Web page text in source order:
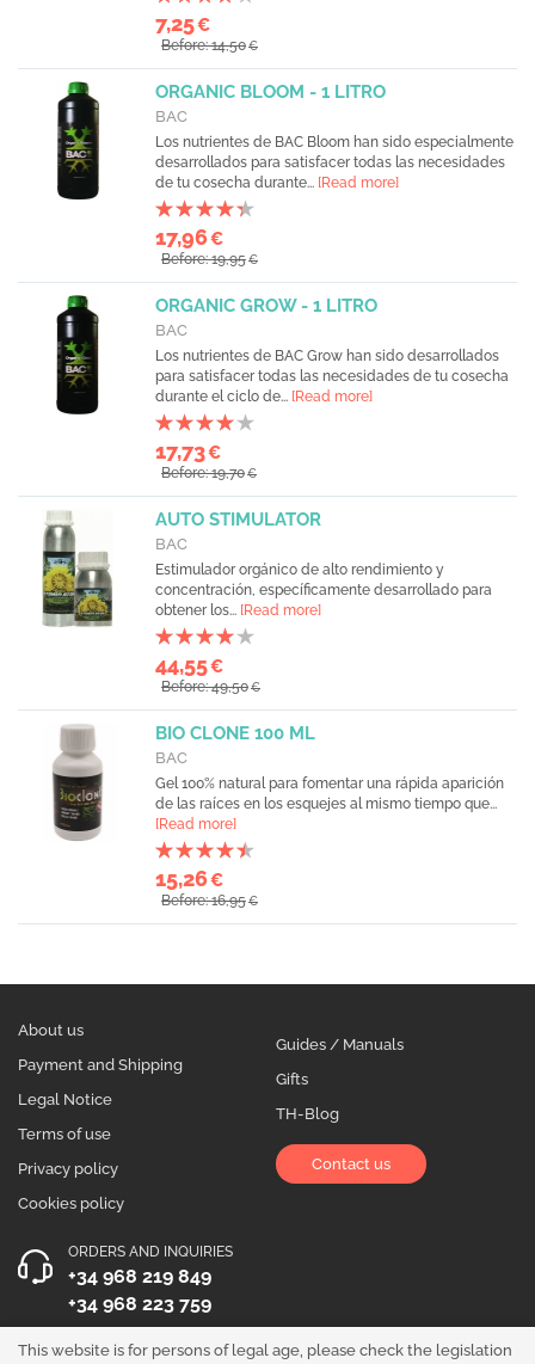
7,25€
Before: 14,50€
ORGANIC BLOOM - 1 LITRO
BAC
Los nutrientes de BAC Bloom han sido especialmente
desarrollados para satisfacer todas las necesidades
de tu cosecha durante... [Read more]
17,96€
Before: 19,95€
ORGANIC GROW - 1 LITRO
BAC
Los nutrientes de BAC Grow han sido desarrollados
para satisfacer todas las necesidades de tu cosecha
durante el ciclo de... [Read more]
17,73€
Before: 19,70€
AUTO STIMULATOR
BAC
Estimulador orgánico de alto rendimiento y
concentración, específicamente desarrollado para
obtener los... [Read more]
44,55€
Before: 49,50€
BIO CLONE 100 ML
BAC
Gel 100% natural para fomentar una rápida aparición
de las raíces en los esquejes al mismo tiempo que...
[Read more]
15,26€
Before: 16,95€
About us
Payment and Shipping
Legal Notice
Terms of use
Privacy policy
Cookies policy
Guides / Manuals
Gifts
TH-Blog
Contact us
ORDERS AND INQUIRIES
+34 968 219 849
+34 968 223 759
OPENING HOURS
This website is for persons of legal age, please check the legislation